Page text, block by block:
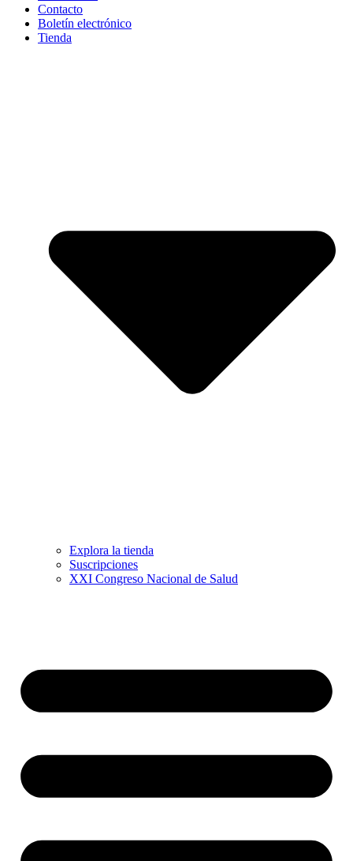
Contacto
Boletín electrónico
Tienda
Explora la tienda
Suscripciones
XXI Congreso Nacional de Salud